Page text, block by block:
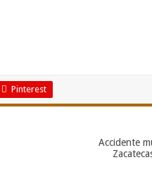
Pinterest
Accidente